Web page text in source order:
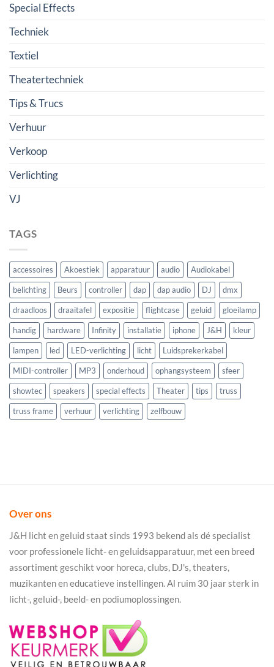
Special Effects
Techniek
Textiel
Theatertechniek
Tips & Trucs
Verhuur
Verkoop
Verlichting
VJ
TAGS
accessoires Akoestiek apparatuur audio Audiokabel
belichting Beurs controller dap dap audio DJ dmx
draadloos draaitafel expositie flightcase geluid gloeilamp
handig hardware Infinity installatie iphone J&H kleur
lampen led LED-verlichting licht Luidsprekerkabel
MIDI-controller MP3 onderhoud ophangsysteem sfeer
showtec speakers special effects Theater tips truss
truss frame verhuur verlichting zelfbouw
Over ons
J&H licht en geluid staat sinds 1993 bekend als dé specialist
voor professionele licht- en geluidsapparatuur, met een breed
assortiment geschikt voor horeca, clubs, DJ's, theaters,
muzikanten en educatieve instellingen. Al ruim 30 jaar sterk in
licht-, geluid-, beeld- en podiumoplossingen.